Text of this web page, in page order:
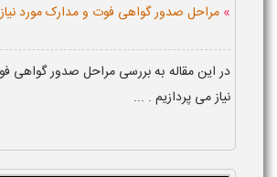
» مراحل صدور گواهی فوت و مدارک مورد نیاز
در این مقاله به بررسی مراحل صدور گواهی
نیاز می پردازیم . ...